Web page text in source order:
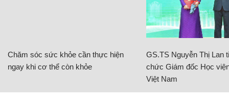
Chăm sóc sức khỏe cần thực hiện
ngay khi cơ thể còn khỏe
GS.TS Nguyễn Thị Lan
chức Giám đốc Học
Việt Nam